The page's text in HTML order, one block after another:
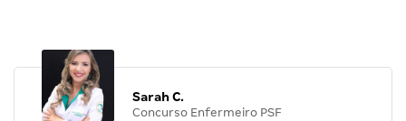
Sarah C.
Concurso Enfermeiro PSF